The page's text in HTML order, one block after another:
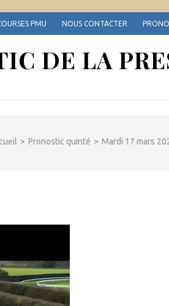
PMU NOUS CONTACTER
DE LA
> Pronostic quinté > Mardi 17 mars